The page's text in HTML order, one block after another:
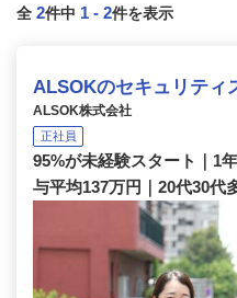
全 2件中 1 - 2件を表示
ALSOKのセキュリティ
ALSOK株式会社
正社員
95%が未経験スタート｜1
与平均137万円｜20代30代